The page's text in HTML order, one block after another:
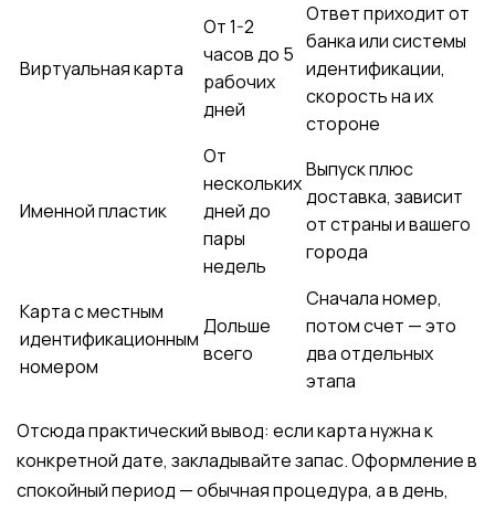
Виртуальная карта
От 1-2
часов до 5
рабочих
дней
Ответ приходит от
банка или системы
идентификации,
скорость на их
стороне
Именной пластик
От
нескольких
дней до
пары
недель
Выпуск плюс
доставка, зависит
от страны и вашего
города
Карта с местным
идентификационным
номером
Дольше
всего
Сначала номер,
потом счет — это
два отдельных
этапа
Отсюда практический вывод: если карта нужна к
конкретной дате, закладывайте запас. Оформление в
спокойный период — обычная процедура, а в день,